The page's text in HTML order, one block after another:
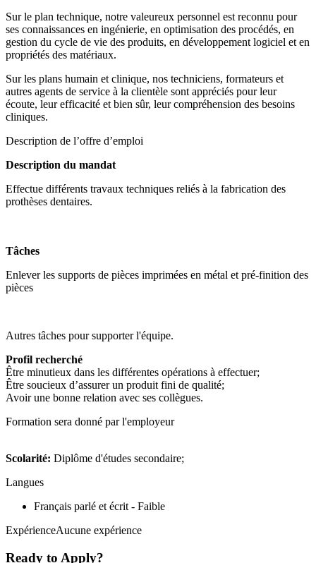
Sur le plan technique, notre valeureux personnel est reconnu pour
ses connaissances en ingénierie, en optimisation des procédés, en
gestion du cycle de vie des produits, en développement logiciel et en
propriétés des matériaux.
Sur les plans humain et clinique, nos techniciens, formateurs et
autres agents de service à la clientèle sont appréciés pour leur
écoute, leur efficacité et bien sûr, leur compréhension des besoins
cliniques.
Description de l’offre d’emploi
Description du mandat
Effectue différents travaux techniques reliés à la fabrication des
prothèses dentaires.
Tâches
Enlever les supports de pièces imprimées en métal et pré-finition des
pièces
Autres tâches pour supporter l'équipe.
Profil recherché
Être minutieux dans les différentes opérations à effectuer;
Être soucieux d’assurer un produit fini de qualité;
Avoir une bonne relation avec ses collègues.
Formation sera donné par l'employeur
Scolarité: Diplôme d'études secondaire;
Langues
Français parlé et écrit - Faible
ExpérienceAucune expérience
Ready to Apply?